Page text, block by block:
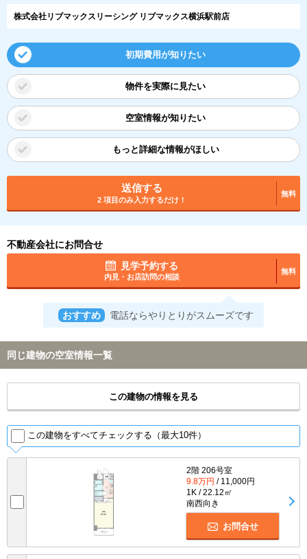
株式会社リブマックスリーシング リブマックス横浜駅前店
初期費用が知りたい
物件を実際に見たい
空室情報が知りたい
もっと詳細な情報がほしい
送信する
2 項目のみ入力するだけ！
無料
不動産会社にお問合せ
見学予約する
内見・お店訪問の相談
無料
おすすめ 電話ならやりとりがスムーズです
同じ建物の空室情報一覧
この建物の情報を見る
この建物をすべてチェックする（最大10件）
2階 206号室
9.8万円 / 11,000円
1K / 22.12㎡
南西向き
お問合せ